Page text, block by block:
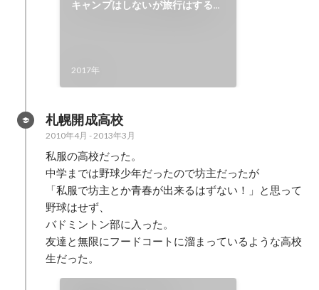
キャンプはしないが旅行はするサ
2017年
札幌開成高校
2010年4月 -2013年3月
私服の高校だった。
中学までは野球少年だったので坊主だったが
「私服で坊主とか青春が出来るはずない！」と思って
野球はせず、
バドミントン部に入った。
友達と無限にフードコートに溜まっているような高校
生だった。